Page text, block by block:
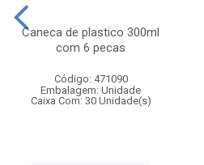
Caneca de plastico 300ml
com 6 pecas
Código: 471090
Embalagem: Unidade
Caixa Com: 30 Unidade(s)